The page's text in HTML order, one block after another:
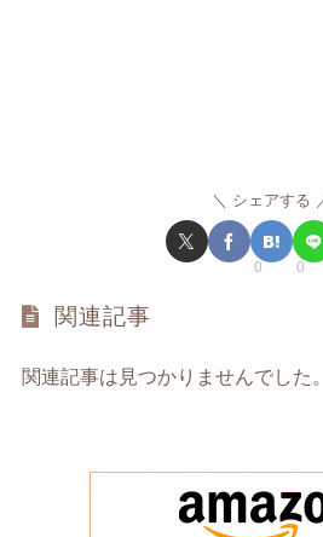
シェアする
0 0
関連記事
関連記事は見つかりませんでした。